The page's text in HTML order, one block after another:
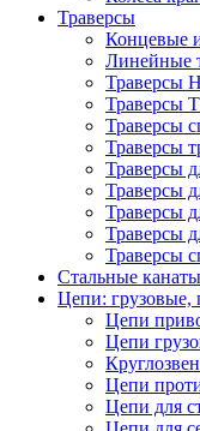
Траверсы
Концевые
Линейные
Траверсы
Траверсы
Траверсы
Траверсы
Траверсы
Траверсы
Траверсы
Траверсы
Траверсы
Стальные канаты
Цепи: грузовые,
Цепи
Цепи
Цепи
Цепи для